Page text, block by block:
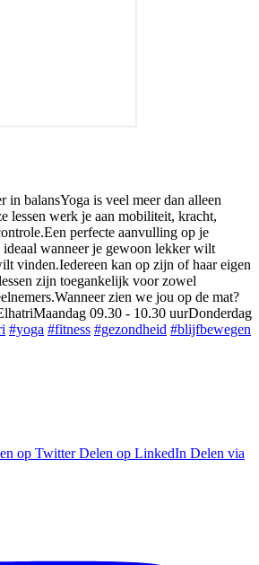
in balansYoga is veel meer dan alleen
lessen werk je aan mobiliteit, kracht,
Een perfecte aanvulling op je
wanneer je gewoon lekker wilt
vinden.Iedereen kan op zijn of haar eigen
zijn toegankelijk voor zowel
Wanneer zien we jou op de mat?
Maandag 09.30 - 10.30 uurDonderdag
#yoga #fitness #gezondheid #blijfbewegen
op Twitter Delen op LinkedIn Delen via